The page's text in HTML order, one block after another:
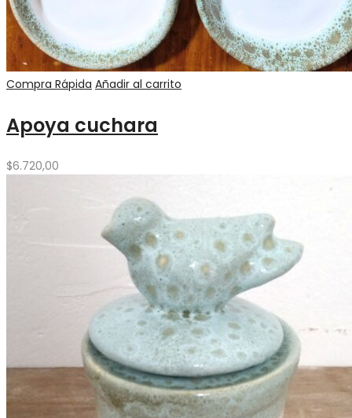
Compra Rápida Añadir al carrito
Apoya cuchara
$6.720,00